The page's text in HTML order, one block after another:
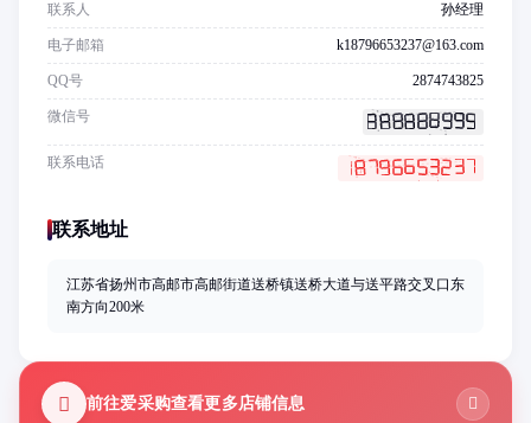
联系人 孙经理
电子邮箱 k18796653237@163.com
QQ号 2874743825
微信号
联系电话
联系地址
江苏省扬州市高邮市高邮街道送桥镇送桥大道与送平路交叉口东
南方向200米
前往爱采购查看更多店铺信息